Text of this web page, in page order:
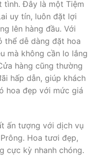
tình. Đây là một Tiệm
uy tín, luôn đặt lợi
lên hàng đầu. Với
thể dễ dàng đặt hoa
mà không cần lo lắng
hàng cũng thường
hấp dẫn, giúp khách
hoa đẹp với mức giá
ấn tượng với dịch vụ
Hoa tươi đẹp,
cực kỳ nhanh chóng.